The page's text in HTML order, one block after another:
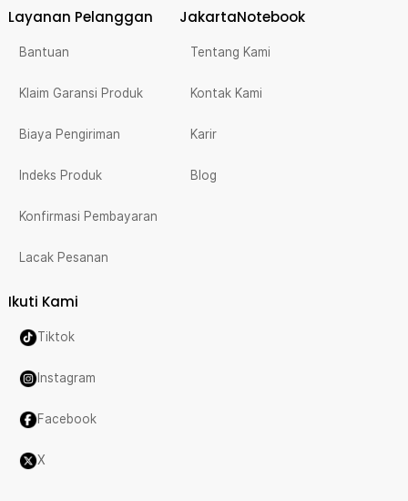
Layanan Pelanggan
Bantuan
Klaim Garansi Produk
Biaya Pengiriman
Indeks Produk
Konfirmasi Pembayaran
Lacak Pesanan
JakartaNotebook
Tentang Kami
Kontak Kami
Karir
Blog
Ikuti Kami
Tiktok
Instagram
Facebook
X